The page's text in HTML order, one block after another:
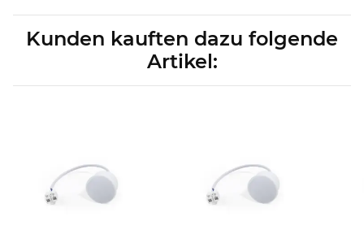
Kunden kauften dazu folgende
Artikel: